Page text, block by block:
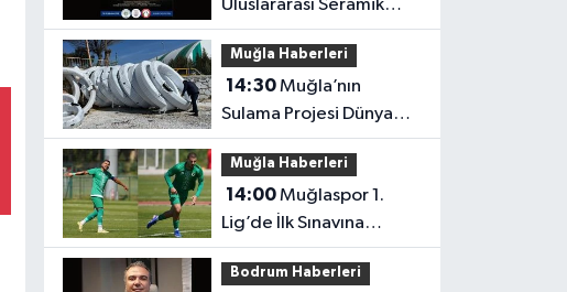
Uluslararası Seramik
Buluşması
Muğla Haberleri
14:30Muğla’nın
Sulama Projesi Dünya
Finalinde
Muğla Haberleri
14:00Muğlaspor 1.
Lig’de İlk Sınavına
Çıkıyor
Bodrum Haberleri